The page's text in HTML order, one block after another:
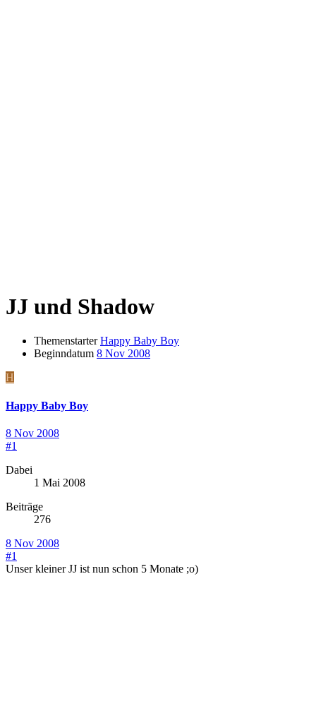
JJ und Shadow
Themenstarter Happy Baby Boy
Beginndatum 8 Nov 2008
H
Happy Baby Boy
8 Nov 2008
#1
Dabei
1 Mai 2008
Beiträge
276
8 Nov 2008
#1
Unser kleiner JJ ist nun schon 5 Monate ;o)